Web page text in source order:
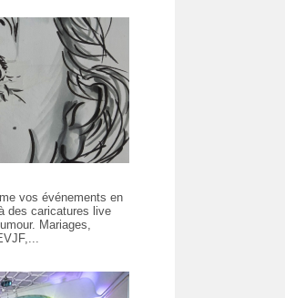
vos événements en
des caricatures live
Mariages,